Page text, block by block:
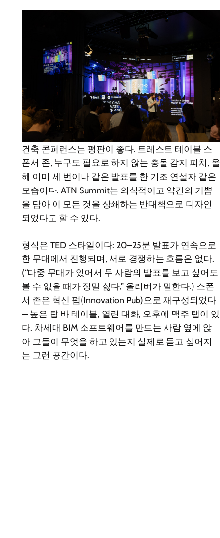
건축 콘퍼런스는 평판이 좋다. 트레스트 테이블 스
폰서 존, 누구도 필요로 하지 않는 충돌 감지 피치, 올
해 이미 세 번이나 같은 발표를 한 기조 연설자 같은
모습이다. ATN Summit는 의식적이고 약간의 기쁨
을 담아 이 모든 것을 상쇄하는 반대책으로 디자인
되었다고 할 수 있다.
형식은 TED 스타일이다: 20–25분 발표가 연속으로
한 무대에서 진행되며, 서로 경쟁하는 흐름은 없다.
(“다중 무대가 있어서 두 사람의 발표를 보고 싶어도
볼 수 없을 때가 정말 싫다,” 올리버가 말한다.) 스폰
서 존은 혁신 펍(Innovation Pub)으로 재구성되었다
— 높은 탑 바 테이블, 열린 대화, 오후에 맥주 탭이 있
다. 차세대 BIM 소프트웨어를 만드는 사람 옆에 앉
아 그들이 무엇을 하고 있는지 실제로 듣고 싶어지
는 그런 공간이다.